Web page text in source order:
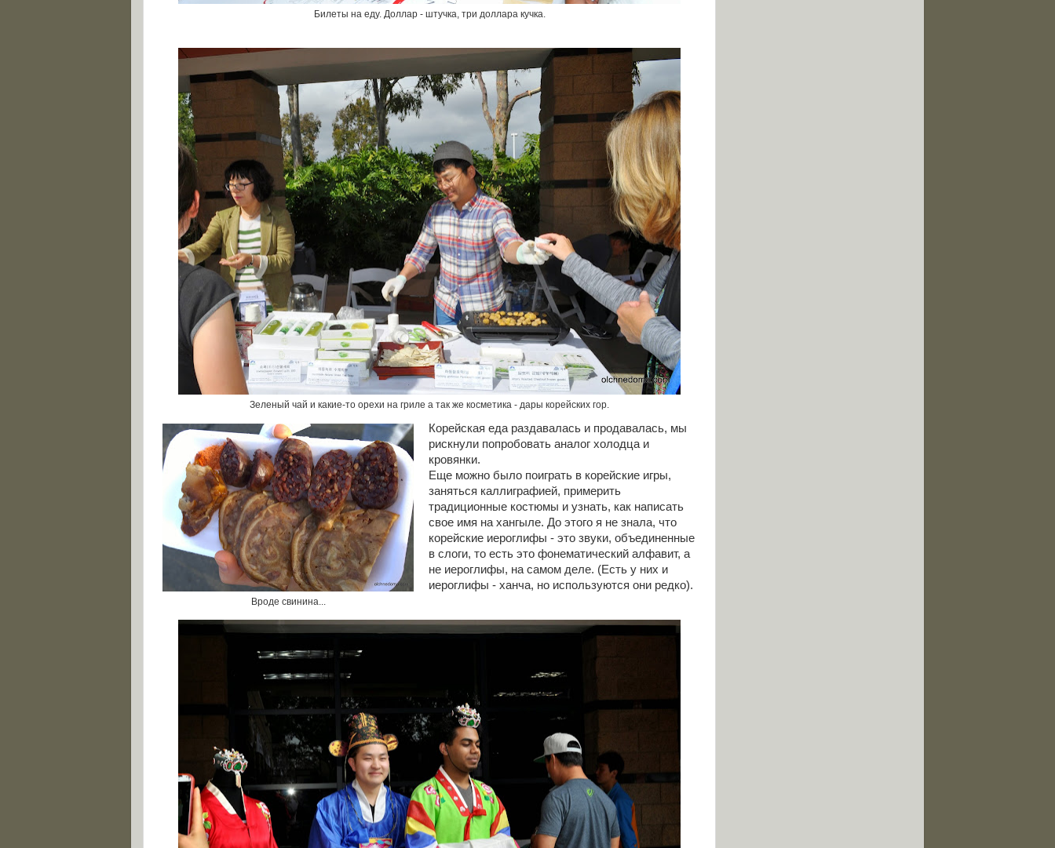
Билеты на еду. Доллар - штучка, три доллара кучка.
Зеленый чай и какие-то орехи на гриле а так же косметика - дары корейских гор.
Вроде свинина...
Корейская еда раздавалась и продавалась, мы
рискнули попробовать аналог холодца и
кровянки.
Еще можно было поиграть в корейские игры,
заняться каллиграфией, примерить
традиционные костюмы и узнать, как написать
свое имя на хангыле. До этого я не знала, что
корейские иероглифы - это звуки, объединенные
в слоги, то есть это фонематический алфавит, а
не иероглифы, на самом деле. (Есть у них и
иероглифы - ханча, но используются они редко).